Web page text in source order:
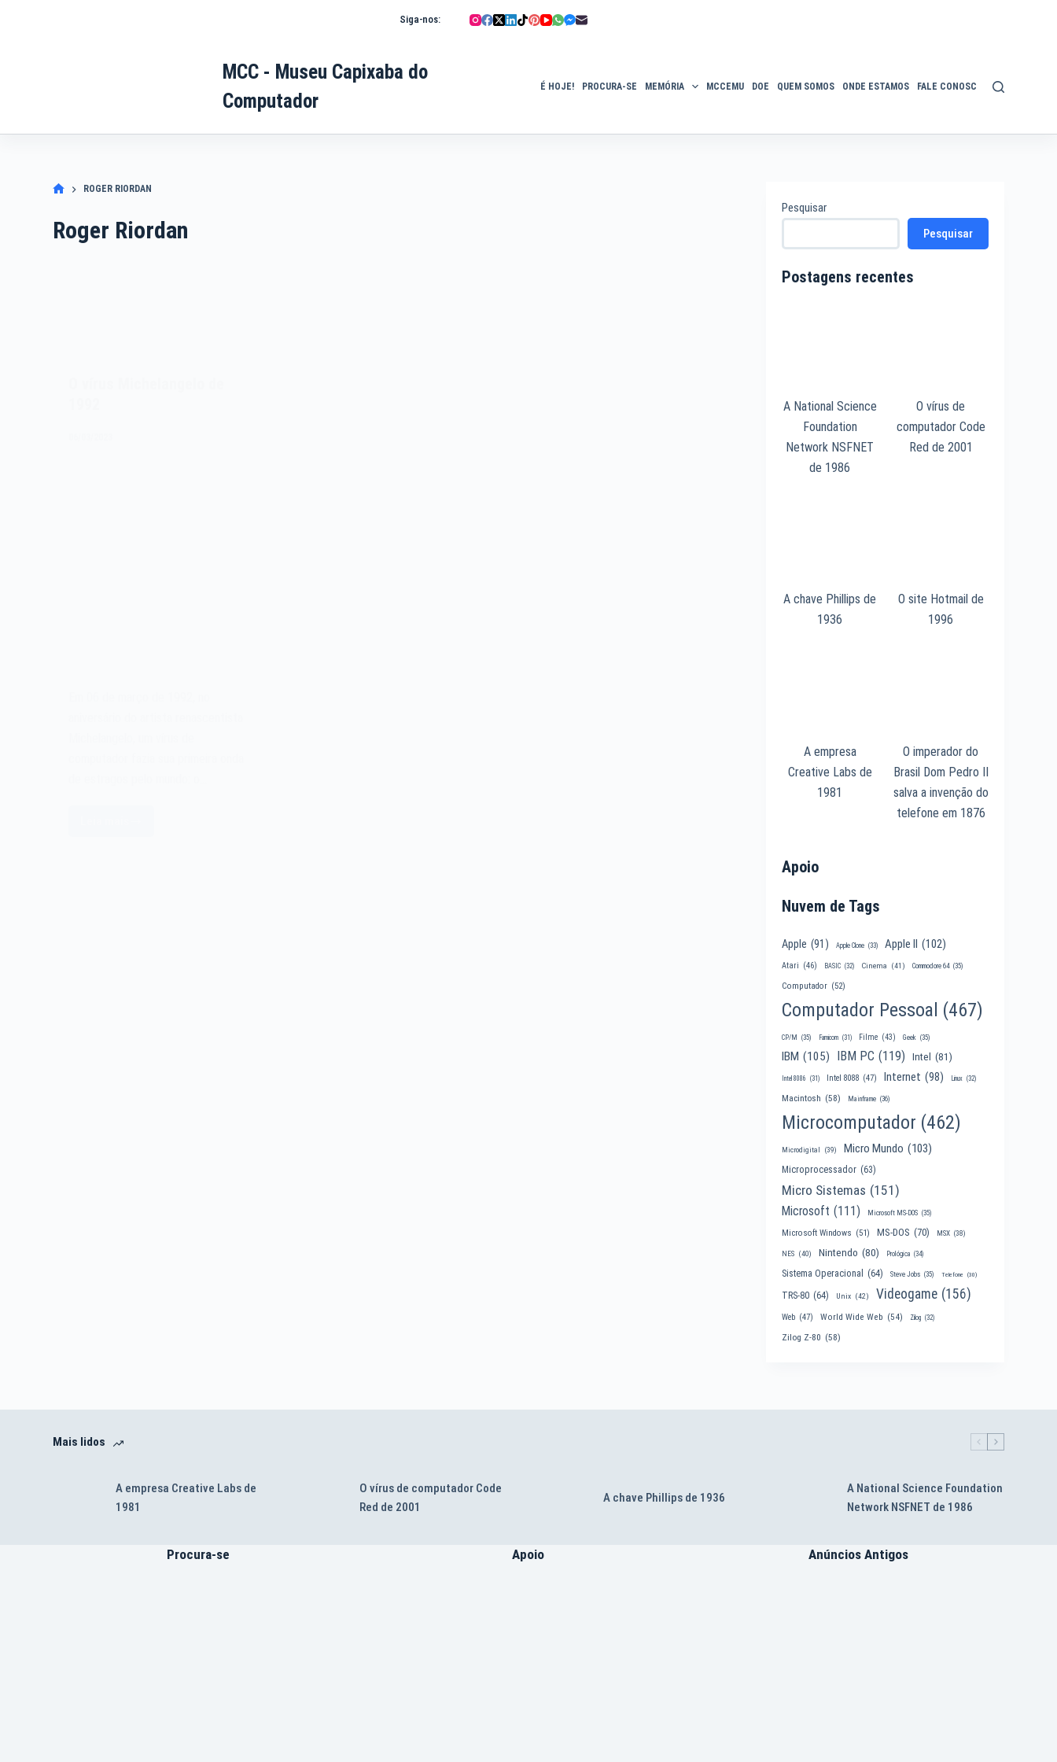
Siga-nos:
MCC - Museu Capixaba do
Computador
É HOJE! PROCURA-SE MEMÓRIA MCCEMU DOE QUEM SOMOS ONDE ESTAMOS FALE CONOSCO POLÍTICA DE
ROGER RIORDAN
Roger Riordan
Pesquisar
Pesquisar
Postagens recentes
A National Science
Foundation
Network NSFNET
de 1986
O vírus de
computador Code
Red de 2001
A chave Phillips de
1936
O site Hotmail de
1996
A empresa
Creative Labs de
1981
O imperador do
Brasil Dom Pedro II
salva a invenção do
telefone em 1876
Apoio
Nuvem de Tags
Apple (91) Apple Clone (33) Apple II (102)
Atari (46) BASIC (32) Cinema (41) Commodore 64 (35)
Computador (52)
Computador Pessoal (467)
CP/M (35) Famicom (31) Filme (43) Geek (35)
IBM (105) IBM PC (119) Intel (81)
Intel 8086 (31) Intel 8088 (47) Internet (98) Linux (32)
Macintosh (58) Mainframe (36)
Microcomputador (462)
Microdigital (39) Micro Mundo (103)
Microprocessador (63)
Micro Sistemas (151)
Microsoft (111) Microsoft MS-DOS (35)
Microsoft Windows (51) MS-DOS (70) MSX (38)
NES (40) Nintendo (80) Prológica (34)
Sistema Operacional (64) Steve Jobs (35) Telefone (30)
TRS-80 (64) Unix (42) Videogame (156)
Web (47) World Wide Web (54) Zilog (32)
Zilog Z-80 (58)
Mais lidos
A empresa Creative Labs de
1981
O vírus de computador Code
Red de 2001
A chave Phillips de 1936
A National Science Foundation
Network NSFNET de 1986
Procura-se Apoio Anúncios Antigos